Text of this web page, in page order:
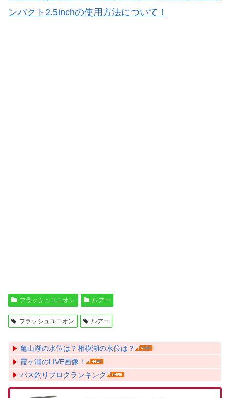
ンパクト2.5inchの使用方法について！
フラッシュユニオン ルアー
フラッシュユニオン ルアー
亀山湖の水位は？相模湖の水位は？
霞ヶ浦のLIVE画像！
バス釣りブログランキング